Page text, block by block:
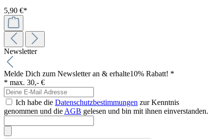
5,90 €*
Newsletter
Melde Dich zum Newsletter an & erhalte10% Rabatt! *
* max. 30,- €
Ich habe die Datenschutzbestimmungen zur Kenntnis
genommen und die AGB gelesen und bin mit ihnen einverstanden.